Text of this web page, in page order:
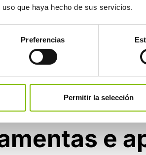
que haya hecho de sus servicios.
Preferencias
Permitir la selección
e